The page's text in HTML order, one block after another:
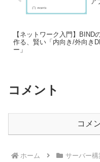
【ネットワーク入門】BIND
作る、賢い「内向き/外向き
ー」
コメント
コメ
ホーム サーバー構